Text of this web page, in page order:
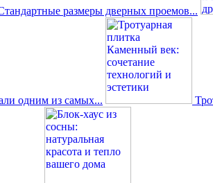
размеры дверных проемов...
одним из самых...